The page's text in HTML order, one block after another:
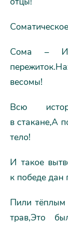
Сома –
весомы!
Всю
в стакане,А
тело!
И такое
к победе дан
Пили тёплым
трав,Это